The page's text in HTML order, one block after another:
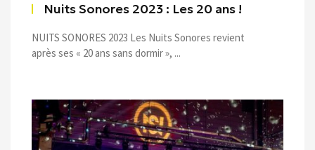
Nuits Sonores 2023 : Les 20 ans !
NUITS SONORES 2023 Les Nuits Sonores revient
après ses « 20 ans sans dormir », ...